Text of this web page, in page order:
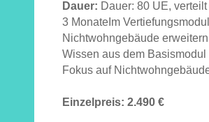
Dauer: Dauer: 80 UE,
3 MonateIm Vertiefungsmodul
Nichtwohngebäude
Wissen aus dem Basismodul
Fokus auf
Einzelpreis: 2.490 €